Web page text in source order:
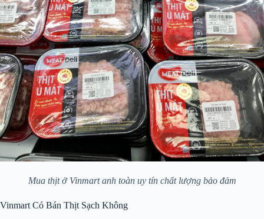
Mua thịt ở Vinmart anh toàn uy tín chất lượng bảo đảm
Vinmart Có Bán Thịt Sạch Không